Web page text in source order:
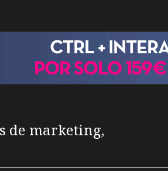
de marketing,